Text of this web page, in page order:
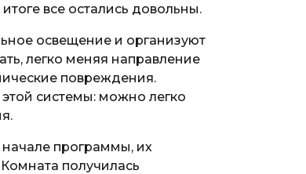
все остались довольны.
освещение и организуют
легко меняя направление
повреждения.
системы: можно легко
начале программы, их
получилась